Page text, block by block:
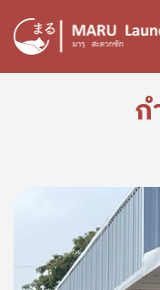
ข้ามไปยังเนื้อหาหลัก
ก